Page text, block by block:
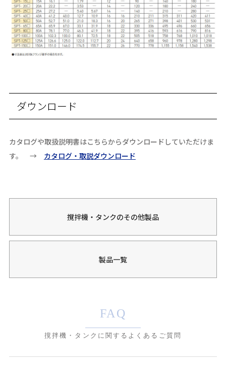
ダウンロード
カタログや取扱説明書はこちらからダウンロードしていただけま
す。 → カタログ・取説ダウンロード
撹拌機・タンクのその他製品
製品一覧
FAQ
撹拌機・タンクに関するよくあるご質問